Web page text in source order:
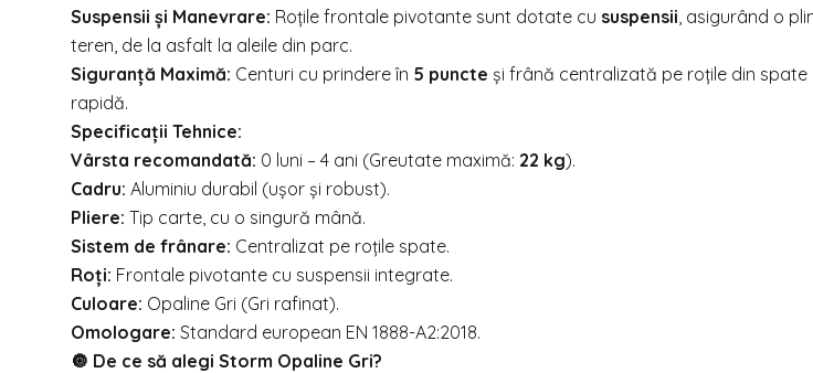
Suspensii și Manevrare: Roțile frontale pivotante sunt dotate cu suspensii, asigurând o
teren, de la asfalt la aleile din parc.
Siguranță Maximă: Centuri cu prindere în 5 puncte și frână centralizată pe roțile din
rapidă.
Specificații Tehnice:
Vârsta recomandată: 0 luni – 4 ani (Greutate maximă: 22 kg).
Cadru: Aluminiu durabil (ușor și robust).
Pliere: Tip carte, cu o singură mână.
Sistem de frânare: Centralizat pe roțile spate.
Roți: Frontale pivotante cu suspensii integrate.
Culoare: Opaline Gri (Gri rafinat).
Omologare: Standard european EN 1888-A2:2018.
🔘 De ce să alegi Storm Opaline Gri?